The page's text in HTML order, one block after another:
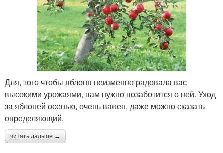
Для, того чтобы яблоня неизменно радовала вас
высокими урожаями, вам нужно позаботится о ней. Уход
за яблоней осенью, очень важен, даже можно сказать
определяющий.
читать дальше →